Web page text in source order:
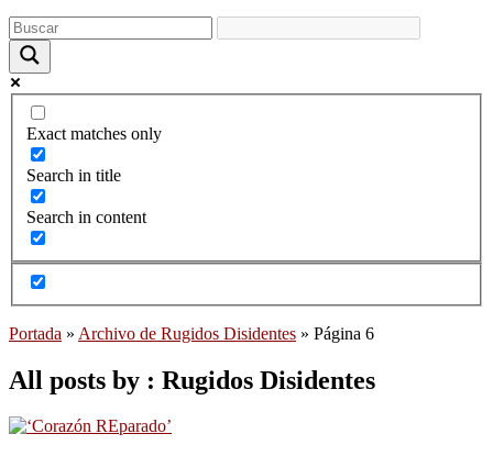
Exact matches only
Search in title
Search in content
Portada » Archivo de Rugidos Disidentes » Página 6
All posts by : Rugidos Disidentes